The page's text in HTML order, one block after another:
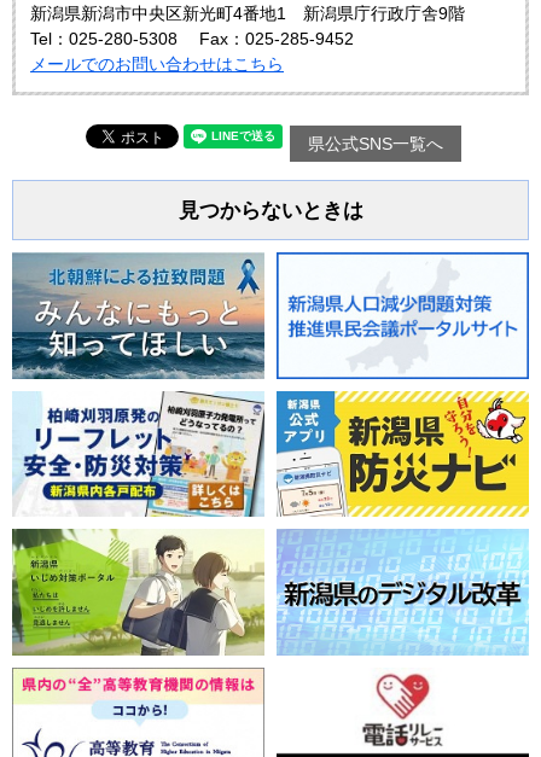
新潟県新潟市中央区新光町4番地1 新潟県庁行政庁舎9階
Tel：025-280-5308
Fax：025-285-9452
メールでのお問い合わせはこちら
県公式SNS一覧へ
見つからないときは